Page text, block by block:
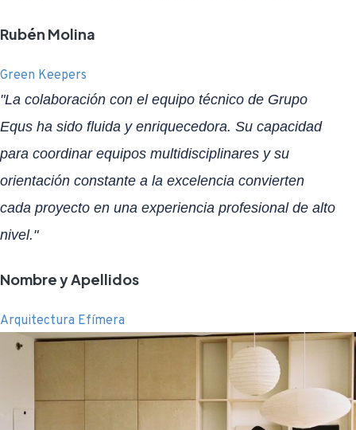
Rubén Molina
Green Keepers
"La colaboración con el equipo técnico de Grupo
Equs ha sido fluida y enriquecedora. Su capacidad
para coordinar equipos multidisciplinares y su
orientación constante a la excelencia convierten
cada proyecto en una experiencia profesional de alto
nivel."
Nombre y Apellidos
Arquitectura Efímera